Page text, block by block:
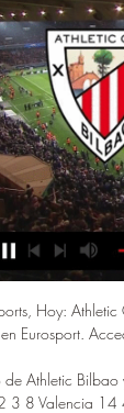
Hoy:
en Eurosport.
de Athletic Bilbao
8 Valencia 14 4